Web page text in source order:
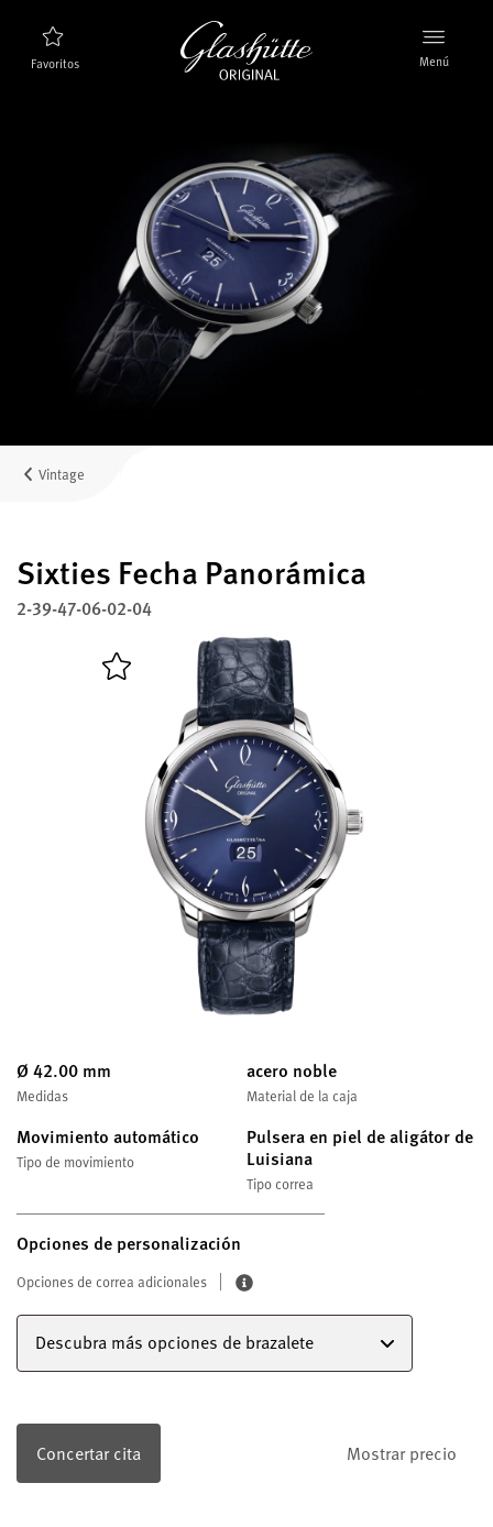
Favoritos Menú
Nuevos relojes
Descubra la colección
La marca Glashütte Original
Más información sobre la Manufactura
Concesionarios
MyAccount
Servicio
Garantía, Revisión y Restauración
Contacto con nosotros
English Deutsch
Cerrar menú
Vintage
Sixties Fecha Panorámica
2-39-47-06-02-04
Ø 42.00 mm
Medidas
acero noble
Material de la caja
Movimiento automático
Tipo de movimiento
Pulsera en piel de aligátor de
Luisiana
Tipo correa
Opciones de personalización
Opciones de correa adicionales
Descubra más opciones de brazalete
Concertar cita Mostrar precio